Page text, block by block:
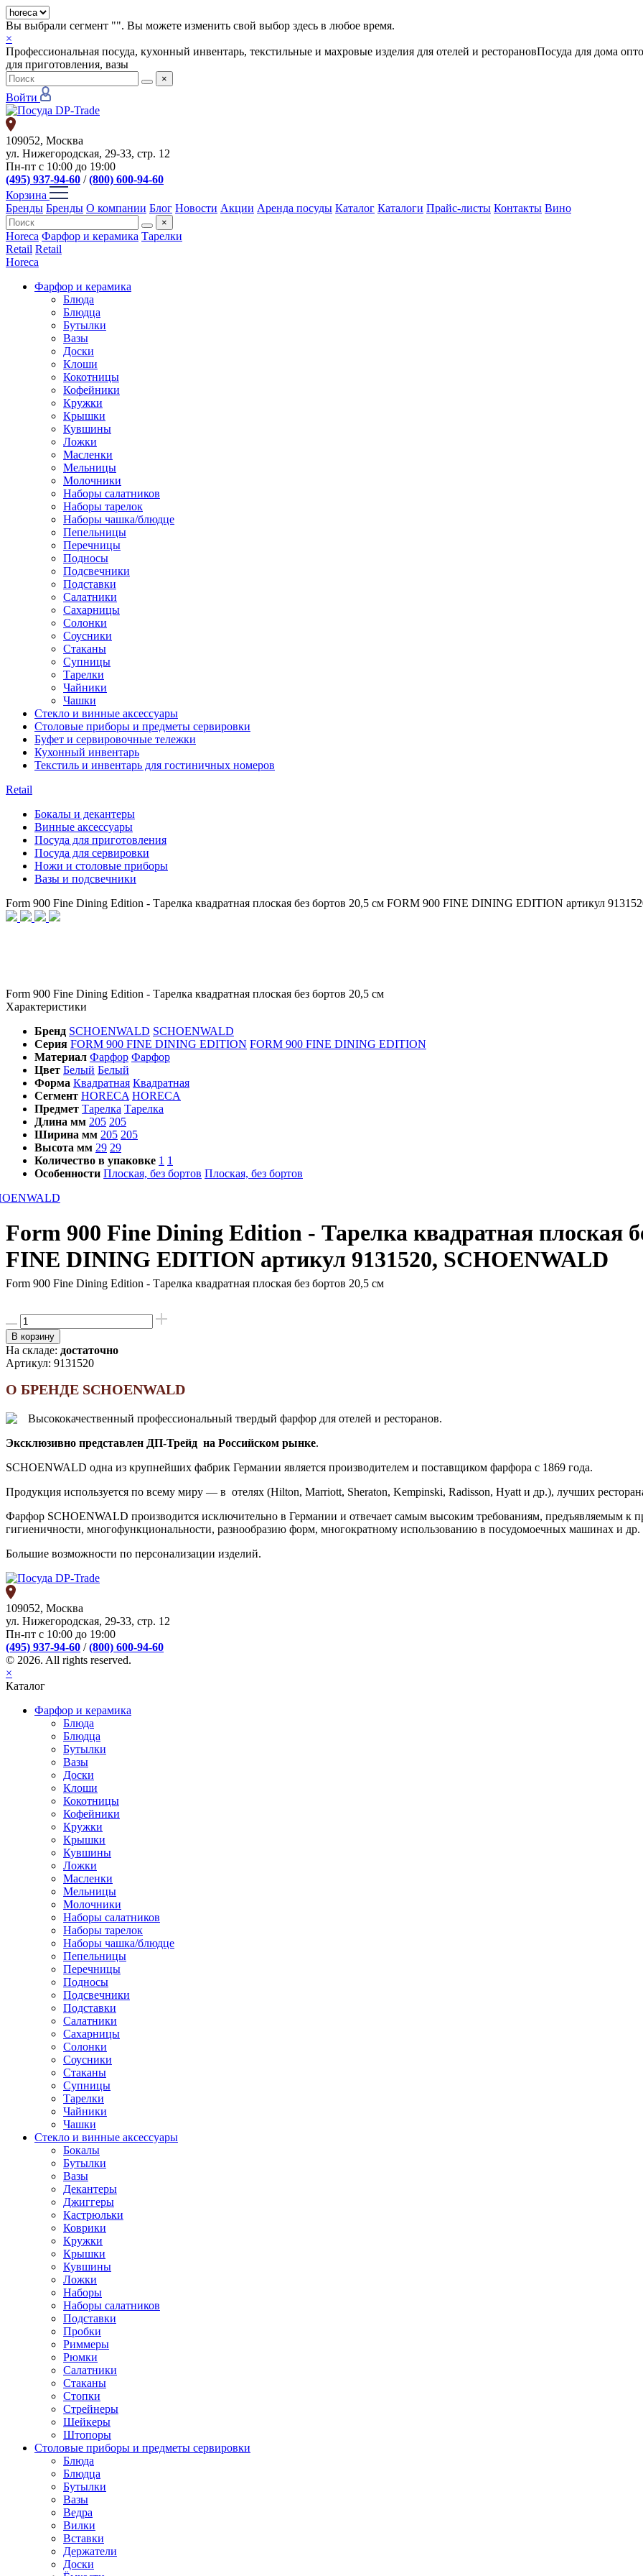
Вы выбрали сегмент "". Вы можете изменить свой выбор здесь в любое время.
×
Профессиональная посуда, кухонный инвентарь, текстильные и махровые изделия для отелей и ресторановПосуда для дома
для приготовления, вазы
×
Войти
109052, Москва
ул. Нижегородская, 29-33, стр. 12
Пн-пт с 10:00 до 19:00
(495) 937-94-60 /(800) 600-94-60
Корзина
Бренды Бренды О компании Блог Новости Акции Аренда посуды Каталог Каталоги Прайс-листы Контакты Вино
×
Horeca Фарфор и керамика Тарелки
Retail Retail
Horeca
Фарфор и керамика
Блюда
Блюдца
Бутылки
Вазы
Доски
Клоши
Кокотницы
Кофейники
Кружки
Крышки
Кувшины
Ложки
Масленки
Мельницы
Молочники
Наборы салатников
Наборы тарелок
Наборы чашка/блюдце
Пепельницы
Перечницы
Подносы
Подсвечники
Подставки
Салатники
Сахарницы
Солонки
Соусники
Стаканы
Супницы
Тарелки
Чайники
Чашки
Стекло и винные аксессуары
Столовые приборы и предметы сервировки
Буфет и сервировочные тележки
Кухонный инвентарь
Текстиль и инвентарь для гостиничных номеров
Retail
Бокалы и декантеры
Винные аксессуары
Посуда для приготовления
Посуда для сервировки
Ножи и столовые приборы
Вазы и подсвечники
Form 900 Fine Dining Edition - Тарелка квадратная плоская без бортов 20,5 см FORM 900 FINE DINING EDITION артикул
Form 900 Fine Dining Edition - Тарелка квадратная плоская без бортов 20,5 см
Характеристики
Бренд SCHOENWALD SCHOENWALD
Серия FORM 900 FINE DINING EDITION FORM 900 FINE DINING EDITION
Материал Фарфор Фарфор
Цвет Белый Белый
Форма Квадратная Квадратная
Сегмент HORECA HORECA
Предмет Тарелка Тарелка
Длина мм 205 205
Ширина мм 205 205
Высота мм 29 29
Количество в упаковке 1 1
Особенности Плоская, без бортов Плоская, без бортов
Form 900 Fine Dining Edition - Тарелка квадратная плоская
FINE DINING EDITION артикул 9131520, SCHOENWALD
Form 900 Fine Dining Edition - Тарелка квадратная плоская без бортов 20,5 см
В корзину
На складе: достаточно
Артикул: 9131520
О БРЕНДЕ SCHOENWALD
Высококачественный профессиональный твердый фарфор для отелей и ресторанов.
Эксклюзивно представлен ДП-Трейд на Российском рынке.
SCHOENWALD одна из крупнейших фабрик Германии является производителем и поставщиком фарфора с 1869 года.
Продукция используется по всему миру — в отелях (Hilton, Marriott, Sheraton, Kempinski, Radisson, Hyatt и др.), лучших
Фарфор SCHOENWALD производится исключительно в Германии и отвечает самым высоким требованиям, предъявляемым к
гигиеничности, многофункциональности, разнообразию форм, многократному использованию в посудомоечных машинах и др.
Большие возможности по персонализации изделий.
109052, Москва
ул. Нижегородская, 29-33, стр. 12
Пн-пт с 10:00 до 19:00
(495) 937-94-60 /(800) 600-94-60
© 2026. All rights reserved.
×
Каталог
Фарфор и керамика
Блюда
Блюдца
Бутылки
Вазы
Доски
Клоши
Кокотницы
Кофейники
Кружки
Крышки
Кувшины
Ложки
Масленки
Мельницы
Молочники
Наборы салатников
Наборы тарелок
Наборы чашка/блюдце
Пепельницы
Перечницы
Подносы
Подсвечники
Подставки
Салатники
Сахарницы
Солонки
Соусники
Стаканы
Супницы
Тарелки
Чайники
Чашки
Стекло и винные аксессуары
Бокалы
Бутылки
Вазы
Декантеры
Джиггеры
Кастрюльки
Коврики
Кружки
Крышки
Кувшины
Ложки
Наборы
Наборы салатников
Подставки
Пробки
Риммеры
Рюмки
Салатники
Стаканы
Стопки
Стрейнеры
Шейкеры
Штопоры
Столовые приборы и предметы сервировки
Блюда
Блюдца
Бутылки
Вазы
Ведра
Вилки
Вставки
Держатели
Доски